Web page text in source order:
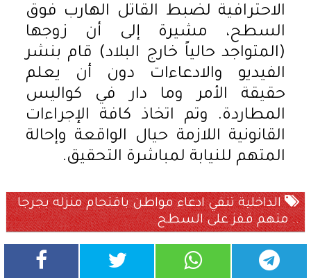
الاحترافية لضبط القاتل الهارب فوق
السطح، مشيرة إلى أن زوجها
(المتواجد حالياً خارج البلاد) قام بنشر
الفيديو والادعاءات دون أن يعلم
حقيقة الأمر وما دار في كواليس
المطاردة. وتم اتخاذ كافة الإجراءات
القانونية اللازمة حيال الواقعة وإحالة
المتهم للنيابة لمباشرة التحقيق.
الداخلية تنفي ادعاء مواطن باقتحام منزله بجرجا
.. متهم قفز على السطح